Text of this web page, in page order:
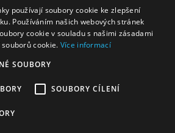
internetového
internetu?
v Petrůvkách
používají soubory cookie ke zlepšení
Používáním našich webových stránek
cookie v souladu s našimi zásadami
cookie. Více informací
SOUBORY
SOUBORY CÍLENÍ